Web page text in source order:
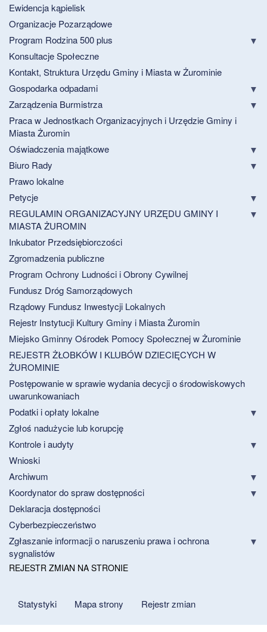
Ewidencja kąpielisk
Organizacje Pozarządowe
Program Rodzina 500 plus
Konsultacje Społeczne
Kontakt, Struktura Urzędu Gminy i Miasta w Żurominie
Gospodarka odpadami
Zarządzenia Burmistrza
Praca w Jednostkach Organizacyjnych i Urzędzie Gminy i
Miasta Żuromin
Oświadczenia majątkowe
Biuro Rady
Prawo lokalne
Petycje
REGULAMIN ORGANIZACYJNY URZĘDU GMINY I
MIASTA ŻUROMIN
Inkubator Przedsiębiorczości
Zgromadzenia publiczne
Program Ochrony Ludności i Obrony Cywilnej
Fundusz Dróg Samorządowych
Rządowy Fundusz Inwestycji Lokalnych
Rejestr Instytucji Kultury Gminy i Miasta Żuromin
Miejsko Gminny Ośrodek Pomocy Społecznej w Żurominie
REJESTR ŻŁOBKÓW I KLUBÓW DZIECIĘCYCH W
ŻUROMINIE
Postępowanie w sprawie wydania decycji o środowiskowych
uwarunkowaniach
Podatki i opłaty lokalne
Zgłoś nadużycie lub korupcję
Kontrole i audyty
Wnioski
Archiwum
Koordynator do spraw dostępności
Deklaracja dostępności
Cyberbezpieczeństwo
Zgłaszanie informacji o naruszeniu prawa i ochrona
sygnalistów
REJESTR ZMIAN NA STRONIE
Statystyki Mapa strony Rejestr zmian